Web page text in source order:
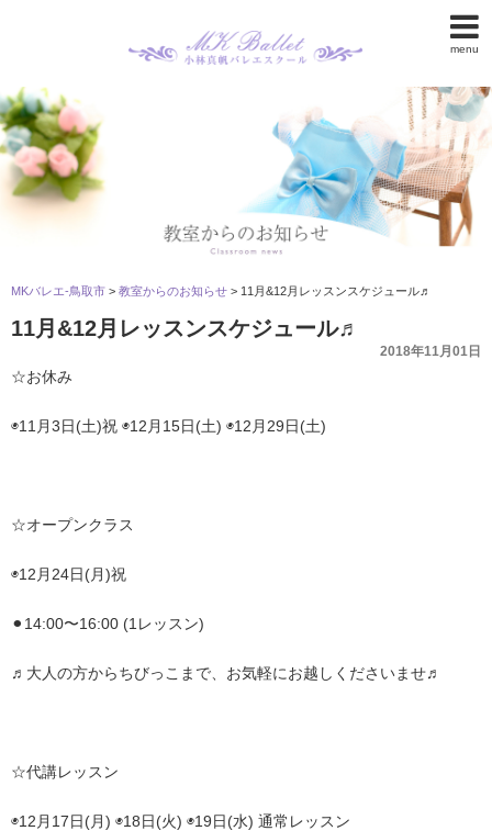
menu
MKバレエ-鳥取市 > 教室からのお知らせ > 11月&12月レッスンスケジュール♬
11月&12月レッスンスケジュール♬
2018年11月01日
☆お休み
◉11月3日(土)祝 ◉12月15日(土) ◉12月29日(土)
☆オープンクラス
◉12月24日(月)祝
⚫︎14:00〜16:00 (1レッスン)
♬大人の方からちびっこまで、お気軽にお越しくださいませ♬
☆代講レッスン
◉12月17日(月) ◉18日(火) ◉19日(水) 通常レッスン